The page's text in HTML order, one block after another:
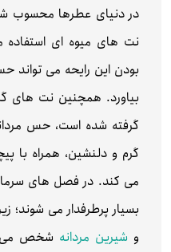
در دنیای عطرها محسوب
نت های میوه ای
بودن این رایحه می تواند
بیاورد. همچنین نت های
گرفته شده است، حس
گرم و دلنشین، همراه با
می کند. در فصل های
بسیار پرطرفدار می شوند؛
و شیرین مردانه شخص می